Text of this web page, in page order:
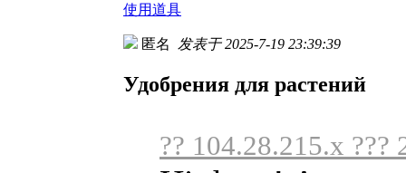
使用道具
匿名 发表于 2025-7-19 23:39:39
Удобрения для растений
?? 104.28.215.x ???